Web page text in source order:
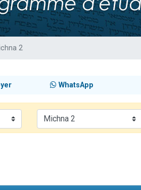
Torah-Box Music
rejoindre sur WhatsApp
2
WhatsApp